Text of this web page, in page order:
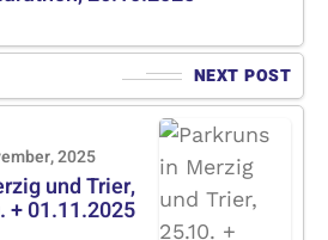
NEXT POST
2025
und Trier,
+ 01.11.2025